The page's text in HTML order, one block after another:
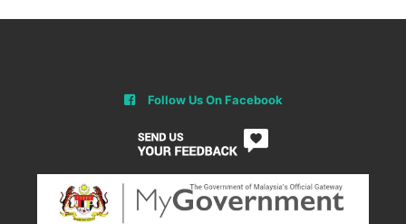
Follow Us On Facebook